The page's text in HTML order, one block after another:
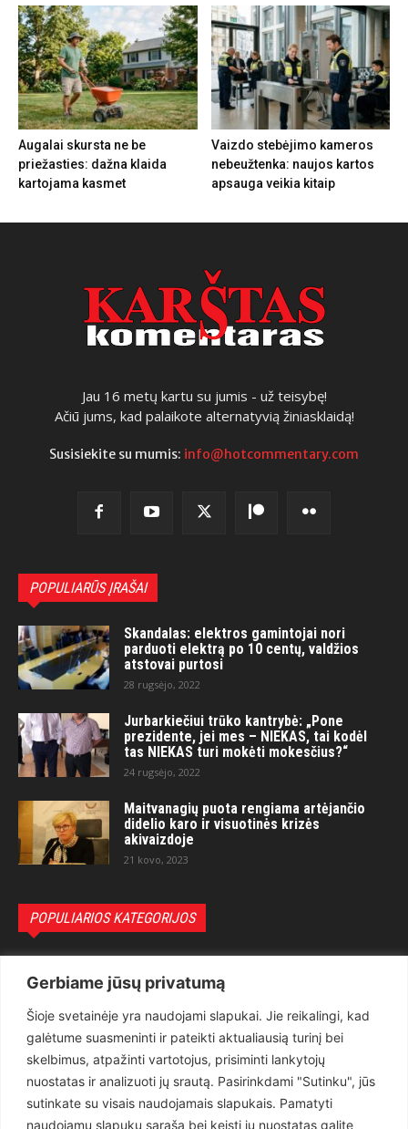
Gerbiame jūsų privatumą
Šioje svetainėje yra naudojami slapukai. Jie reikalingi, kad
galėtume suasmeninti ir pateikti aktualiausią turinį bei
skelbimus, atpažinti vartotojus, prisiminti lankytojų
nuostatas ir analizuoti jų srautą. Pasirinkdami "Sutinku", jūs
sutinkate su visais naudojamais slapukais. Pamatyti
naudojamų slapukų sąrašą bei keisti jų nuostatas galite
Augalai skursta ne be
priežasties: dažna klaida
kartojama kasmet
Vaizdo stebėjimo kameros
nebeužtenka: naujos kartos
apsauga veikia kitaip
Jau 16 metų kartu su jumis - už teisybę!
Ačiū jums, kad palaikote alternatyvią žiniasklaidą!
Susisiekite su mumis: info@hotcommentary.com
POPULIARŪS ĮRAŠAI
Skandalas: elektros gamintojai nori
parduoti elektrą po 10 centų, valdžios
atstovai purtosi
28 rugsėjo, 2022
Jurbarkiečiui trūko kantrybė: „Pone
prezidente, jei mes – NIEKAS, tai kodėl
tas NIEKAS turi mokėti mokesčius?“
24 rugsėjo, 2022
Maitvanagių puota rengiama artėjančio
didelio karo ir visuotinės krizės
akivaizdoje
21 kovo, 2023
POPULIARIOS KATEGORIJOS
Teisėsauga
1497
Aktualu
Lietuva
619
Pasaulis